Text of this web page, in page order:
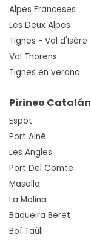
Alpes Franceses
Les Deux Alpes
Tignes - Val d'Isère
Val Thorens
Tignes en verano
Pirineo Catalán
Espot
Port Ainé
Les Angles
Port Del Comte
Masella
La Molina
Baqueira Beret
Boí Taüll